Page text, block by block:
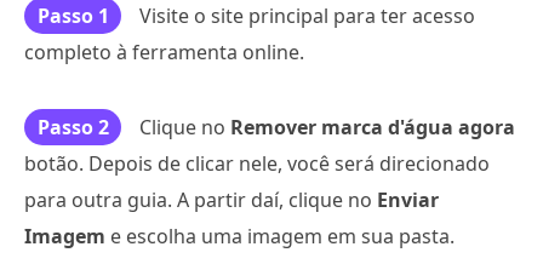
Passo 1
Visite o site principal para ter acesso
completo à ferramenta online.
Passo 2 Clique no Remover marca d'água agora
botão. Depois de clicar nele, você será direcionado
para outra guia. A partir daí, clique no Enviar
Imagem e escolha uma imagem em sua pasta.